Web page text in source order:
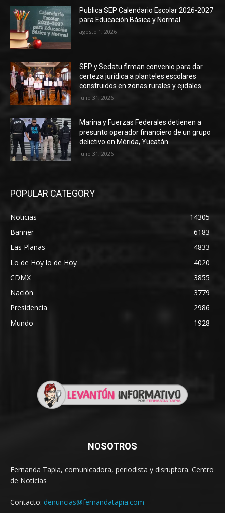
Publica SEP Calendario Escolar 2026-2027
para Educación Básica y Normal
agosto 1, 2026
SEP y Sedatu firman convenio para dar
certeza jurídica a planteles escolares
construidos en zonas rurales y ejidales
julio 31, 2026
Marina y Fuerzas Federales detienen a
presunto operador financiero de un grupo
delictivo en Mérida, Yucatán
julio 31, 2026
POPULAR CATEGORY
Noticias
14305
Banner
6183
Las Planas
4833
Lo de Hoy lo de Hoy
4020
CDMX
3855
Nación
3779
Presidencia
2986
Mundo
1928
NOSOTROS
Fernanda Tapia, comunicadora, periodista y disruptora. Centro
de Noticias
Contacto: denuncias@fernandatapia.com